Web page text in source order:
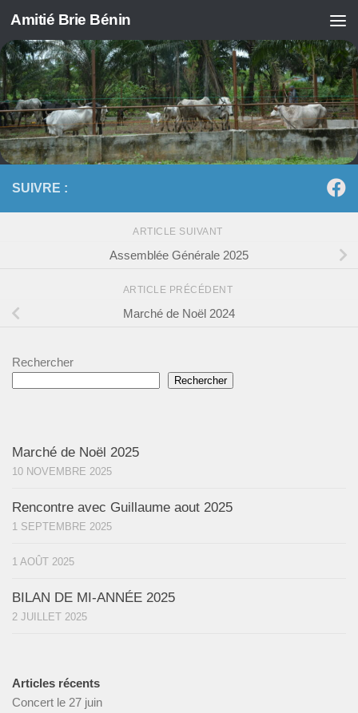
Skip to content
Amitié Brie Bénin
SUIVRE :
ARTICLE SUIVANT
Assemblée Générale 2025
ARTICLE PRÉCÉDENT
Marché de Noël 2024
Rechercher
Rechercher
Marché de Noël 2025
10 NOVEMBRE 2025
Rencontre avec Guillaume aout 2025
1 SEPTEMBRE 2025
1 AOÛT 2025
BILAN DE MI-ANNÉE 2025
2 JUILLET 2025
Articles récents
Concert le 27 juin